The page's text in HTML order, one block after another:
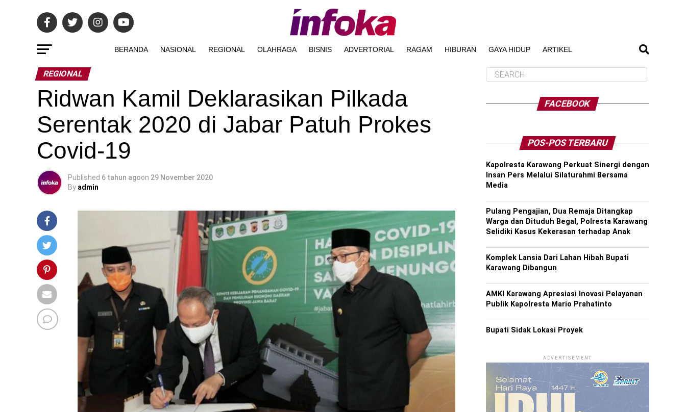
BERANDA NASIONAL REGIONAL OLAHRAGA BISNIS ADVERTORIAL RAGAM HIBURAN GAYA HIDUP ARTIKEL
REGIONAL
Ridwan Kamil Deklarasikan Pilkada
Serentak 2020 di Jabar Patuh Prokes
Covid-19
Published 6 tahun agoon 29 November 2020
By admin
FACEBOOK
POS-POS TERBARU
Kapolresta Karawang Perkuat Sinergi dengan
Insan Pers Melalui Silaturahmi Bersama
Media
Pulang Pengajian, Dua Remaja Ditangkap
Warga dan Dituduh Begal, Polresta Karawang
Selidiki Kasus Kekerasan terhadap Anak
Komplek Lansia Dari Lahan Hibah Bupati
Karawang Dibangun
AMKI Karawang Apresiasi Inovasi Pelayanan
Publik Kapolresta Mario Prahatinto
Bupati Sidak Lokasi Proyek
ADVERTISEMENT